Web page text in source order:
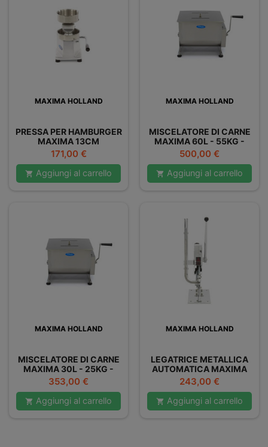
MAXIMA HOLLAND
PRESSA PER HAMBURGER
MAXIMA 13CM
Prezzo
171,00 €
 Aggiungi al carrello
MAXIMA HOLLAND
MISCELATORE DI CARNE
MAXIMA 60L - 55KG -
DOPPIO
Prezzo
500,00 €
 Aggiungi al carrello
MAXIMA HOLLAND
MISCELATORE DI CARNE
MAXIMA 30L - 25KG -
DOPPIO
Prezzo
353,00 €
 Aggiungi al carrello
MAXIMA HOLLAND
LEGATRICE METALLICA
AUTOMATICA MAXIMA
Prezzo
243,00 €
 Aggiungi al carrello